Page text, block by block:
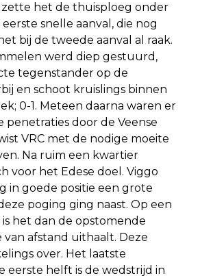
zette het de thuisploeg onder
snelle aanval, die nog
bij de tweede aanval al raak.
werd diep gestuurd,
tegenstander op de
en schoot kruislings binnen
0-1. Meteen daarna waren er
penetraties door de Veense
VRC met de nodige moeite
Na ruim een kwartier
voor het Edese doel. Viggo
in goede positie een grote
poging ging naast. Op een
het dan de opstomende
van afstand uithaalt. Deze
over. Het laatste
eerste helft is de wedstrijd in